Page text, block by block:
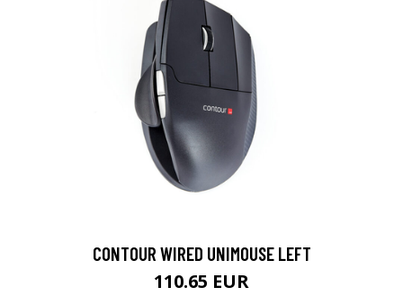
CONTOUR WIRED UNIMOUSE LEFT
110.65 EUR